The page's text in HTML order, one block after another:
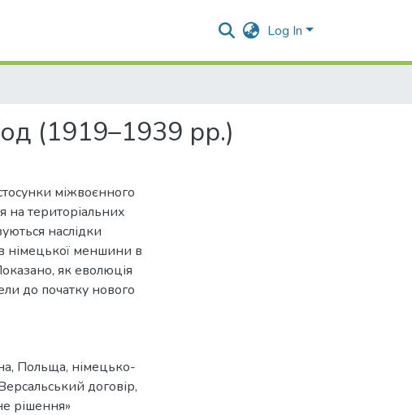
Log In
(1919–1939 рр.)
міжвоєнного
на територіальних
наслідки
німецької меншини в
як еволюція
до початку нового
, Польща, німецько-
договір,
рішення»